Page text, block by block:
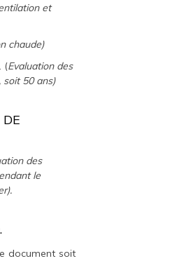
et
chaude)
(Evaluation des
50 ans)
des
le
.
document soit